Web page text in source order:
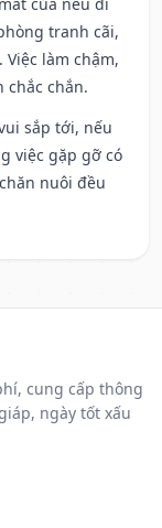
tranh cãi,
làm chậm,
chắc chắn.
sắp tới, nếu
việc gặp gỡ có
nuôi đều
cung cấp thông
ngày tốt xấu